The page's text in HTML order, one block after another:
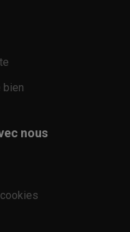
bien
nous